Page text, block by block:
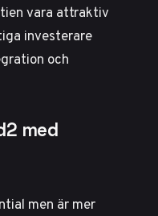
vara attraktiv
investerare
och
med
men är mer